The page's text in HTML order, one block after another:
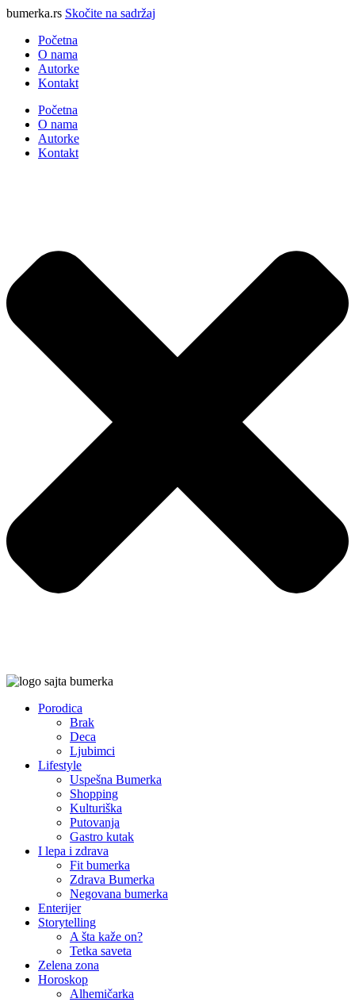
bumerka.rs Skočite na sadržaj
Početna
O nama
Autorke
Kontakt
Početna
O nama
Autorke
Kontakt
Porodica
Brak
Deca
Ljubimci
Lifestyle
Uspešna Bumerka
Shopping
Kulturiška
Putovanja
Gastro kutak
I lepa i zdrava
Fit bumerka
Zdrava Bumerka
Negovana bumerka
Enterijer
Storytelling
A šta kaže on?
Tetka saveta
Zelena zona
Horoskop
Alhemičarka